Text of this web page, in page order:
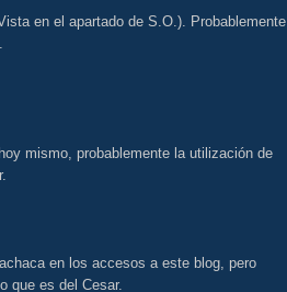
en el apartado de S.O.). Probablemente
mismo, probablemente la utilización de
en los accesos a este blog, pero
que es del Cesar.